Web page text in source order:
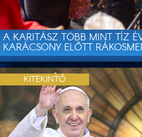
A KARITÁSZ TÖBB MINT TÍZ
KARÁCSONY ELŐTT
KITEKINTŐ